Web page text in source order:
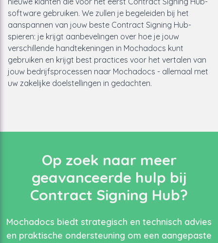
software gebruiken. We zullen je begeleiden bij het
aanspannen van jouw beste Contract Signing Hub-
spieren: je krijgt aanbevelingen over hoe je jouw
verschillende handtekeningen in Mochadocs kunt
gebruiken en krijgt best practices voor het vertalen van
jouw bedrijfsprocessen naar Mochadocs - allemaal met
uw zakelijke doelstellingen in gedachten.
Op zoek naar meer
geavanceerde hulp bij
Contract Signing Hub?
Mochadocs biedt strategisch en technisch advies
en praktische ondersteuning om een aangepaste